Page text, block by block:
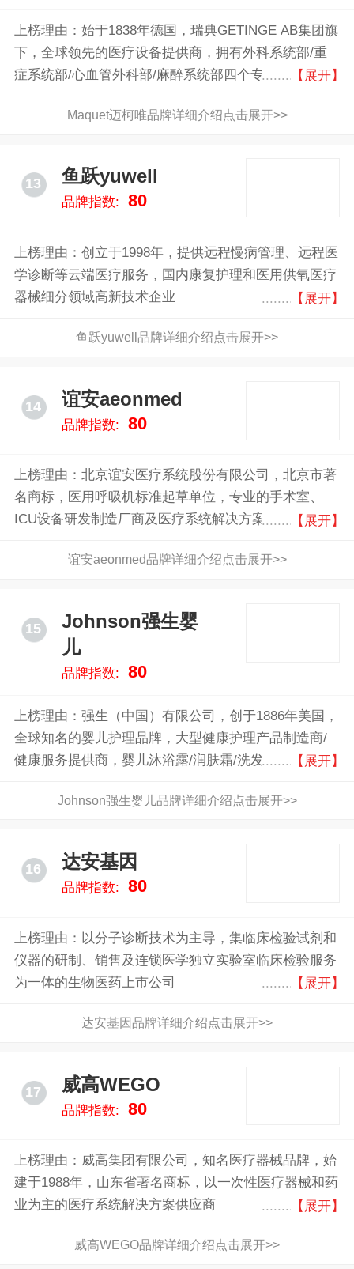
上榜理由：始于1838年德国，瑞典GETINGE AB集团旗
下，全球领先的医疗设备提供商，拥有外科系统部/重
症系统部/心血管外科部/麻醉系统部四个专业部门【展开】
Maquet迈柯唯品牌详细介绍点击展开>>
13 鱼跃yuwell
品牌指数: 80
上榜理由：创立于1998年，提供远程慢病管理、远程医
学诊断等云端医疗服务，国内康复护理和医用供氧医疗
器械细分领域高新技术企业
【展开】
鱼跃yuwell品牌详细介绍点击展开>>
14 谊安aeonmed
品牌指数: 80
上榜理由：北京谊安医疗系统股份有限公司，北京市著
名商标，医用呼吸机标准起草单位，专业的手术室、
ICU设备研发制造厂商及医疗系统解决方案提供商【展开】
谊安aeonmed品牌详细介绍点击展开>>
15
Johnson强生婴
儿
品牌指数: 80
上榜理由：强生（中国）有限公司，创于1886年美国，
全球知名的婴儿护理品牌，大型健康护理产品制造商/
健康服务提供商，婴儿沐浴露/润肤霜/洗发精系列广受
【展开】
Johnson强生婴儿品牌详细介绍点击展开>>
16 达安基因
品牌指数: 80
上榜理由：以分子诊断技术为主导，集临床检验试剂和
仪器的研制、销售及连锁医学独立实验室临床检验服务
为一体的生物医药上市公司
【展开】
达安基因品牌详细介绍点击展开>>
17 威高WEGO
品牌指数: 80
上榜理由：威高集团有限公司，知名医疗器械品牌，始
建于1988年，山东省著名商标，以一次性医疗器械和药
业为主的医疗系统解决方案供应商
【展开】
威高WEGO品牌详细介绍点击展开>>